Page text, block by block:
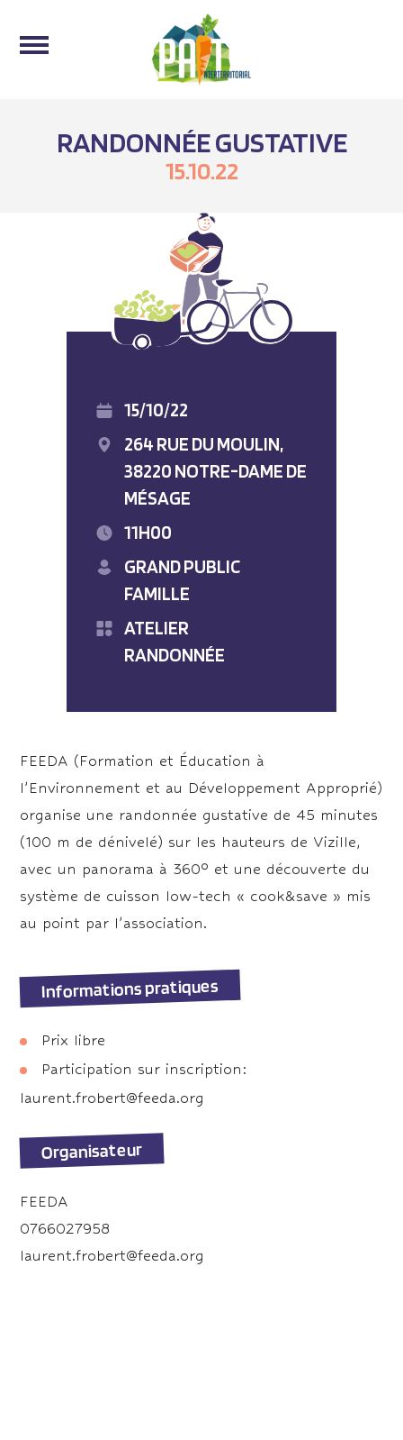
RANDONNÉE GUSTATIVE
15.10.22
FEEDA (Formation et Éducation à
l’Environnement et au Développement Approprié)
organise une randonnée gustative de 45 minutes
(100 m de dénivelé) sur les hauteurs de Vizille,
avec un panorama à 360° et une découverte du
système de cuisson low-tech « cook&save » mis
au point par l’association.
Informations pratiques
Prix libre
Participation sur inscription:
laurent.frobert@feeda.org
Organisateur
FEEDA
0766027958
laurent.frobert@feeda.org
15/10/22
264 RUE DU MOULIN,
38220 NOTRE-DAME DE
MÉSAGE
11H00
GRAND PUBLIC
FAMILLE
ATELIER
RANDONNÉE